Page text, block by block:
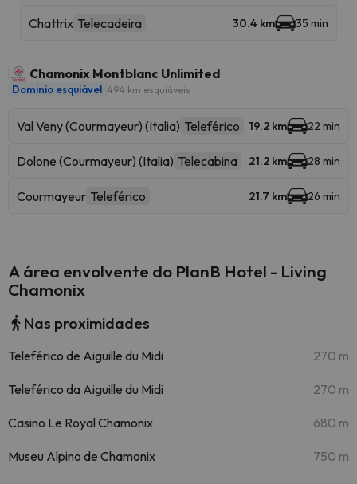
Chattrix Telecadeira 30.4 km 35 min
Chamonix Montblanc Unlimited
Dominio esquiável 494 km esquiáveis
Val Veny (Courmayeur) (Italia) Teleférico 19.2 km 22 min
Dolone (Courmayeur) (Italia) Telecabina 21.2 km 28 min
Courmayeur Teleférico 21.7 km 26 min
A área envolvente do PlanB Hotel - Living
Chamonix
Nas proximidades
Teleférico de Aiguille du Midi 270 m
Teleférico da Aiguille du Midi 270 m
Casino Le Royal Chamonix 680 m
Museu Alpino de Chamonix 750 m